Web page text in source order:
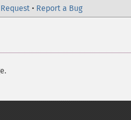
• Report a Bug